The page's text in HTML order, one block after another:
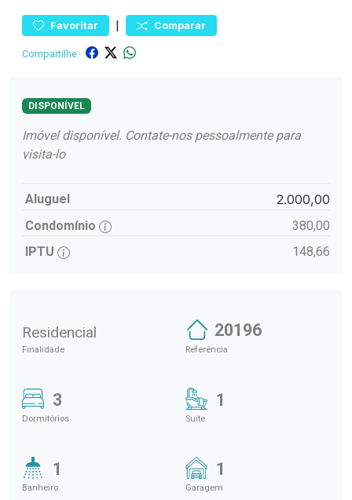
Favoritar | Comparar
Compartilhe:
DISPONÍVEL
Imóvel disponível. Contate-nos pessoalmente para
visita-lo
Aluguel 2.000,00
Condomínio
380,00
IPTU
148,66
Residencial
Finalidade
20196
Referência
3
Dormitórios
1
Suite
1
Banheiro
1
Garagem